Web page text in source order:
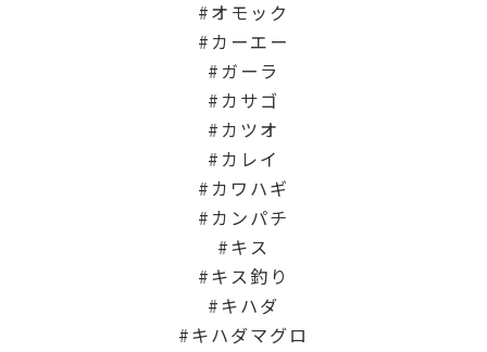
オモック
カーエー
ガーラ
カサゴ
カツオ
カレイ
カワハギ
カンパチ
キス
キス釣り
キハダ
キハダマグロ